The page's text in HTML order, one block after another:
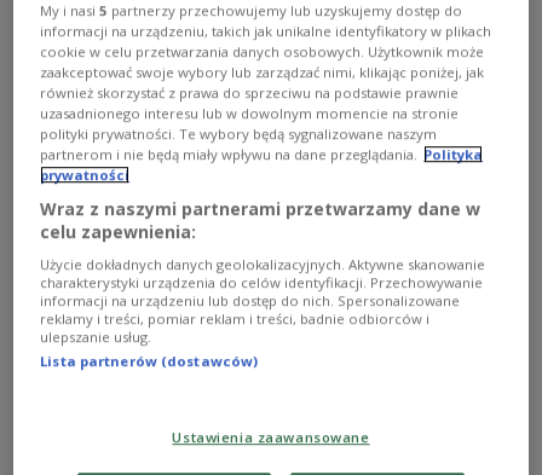
Zniszczenia po ataku na Liban Fot. PAP/EPA/WAEL HAMZEH
„Trzy klauzule porozumienia zostały jawnie i
wyraźnie naruszone. W takiej sytuacji dwustronne
zawieszenie broni lub negocjacje są niedorzeczne”
– ocenił w opublikowanym w nocy w mediach
społecznościowych wpisie przewodniczący
parlamentu Iranu Mohammad Bager Ghalibaf.
Polityk wyjaśnił, że zignorowano wezwanie do
zawieszenia broni w Libanie, w przestrzeni
My i nasi5 partnerzy przechowujemy lub uzyskujemy dostęp do
informacji na urządzeniu, takich jak unikalne identyfikatory w plikach
cookie w celu przetwarzania danych osobowych. Użytkownik może
zaakceptować swoje wybory lub zarządzać nimi, klikając poniżej, jak
również skorzystać z prawa do sprzeciwu na podstawie prawnie
uzasadnionego interesu lub w dowolnym momencie na stronie
polityki prywatności. Te wybory będą sygnalizowane naszym
partnerom i nie będą miały wpływu na dane przeglądania. Polityka
prywatności
Wraz z naszymi partnerami przetwarzamy dane w
celu zapewnienia:
Użycie dokładnych danych geolokalizacyjnych. Aktywne skanowanie
charakterystyki urządzenia do celów identyfikacji. Przechowywanie
informacji na urządzeniu lub dostęp do nich. Spersonalizowane
reklamy i treści, pomiar reklam i treści, badnie odbiorców i
ulepszanie usług.
Lista partnerów (dostawców)
Ustawienia zaawansowane